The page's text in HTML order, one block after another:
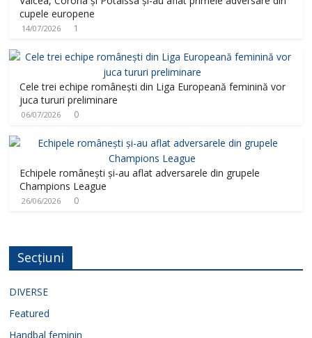
cupele europene
14/07/2026 1
Cele trei echipe românești din Liga Europeană feminină vor
juca tururi preliminare
06/07/2026 0
Echipele românești și-au aflat adversarele din grupele
Champions League
26/06/2026 0
Secțiuni
DIVERSE
Featured
Handbal feminin